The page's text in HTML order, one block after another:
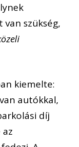
szükség,
kiemelte:
autókkal,
díj